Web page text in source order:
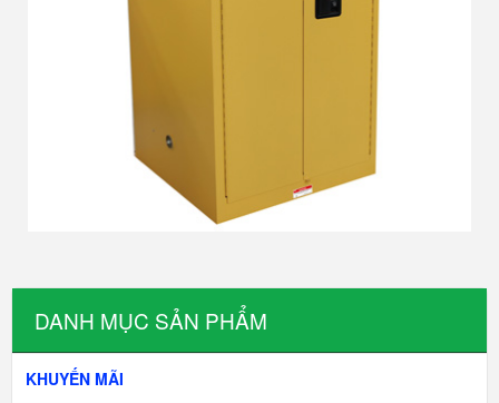
DANH MỤC SẢN PHẨM
KHUYẾN MÃI